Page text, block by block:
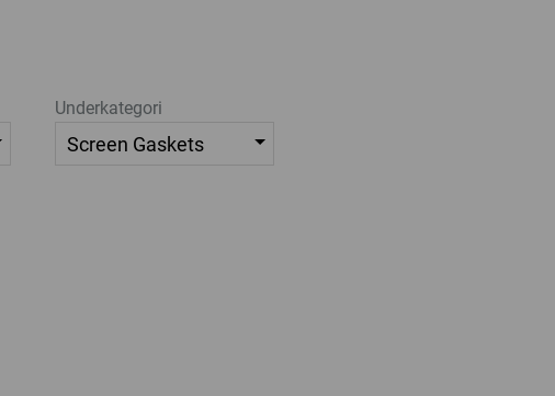
Underkategori